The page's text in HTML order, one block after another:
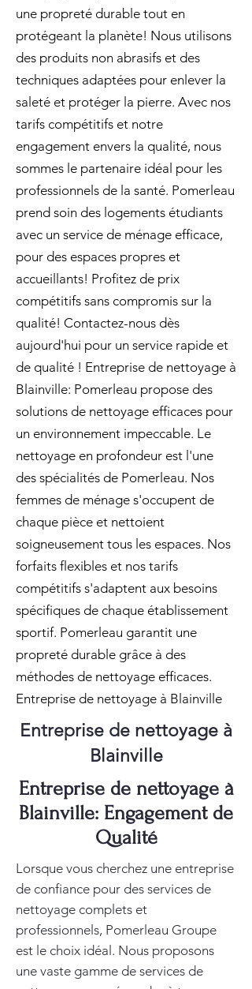
une propreté durable tout en
protégeant la planète! Nous utilisons
des produits non abrasifs et des
techniques adaptées pour enlever la
saleté et protéger la pierre. Avec nos
tarifs compétitifs et notre
engagement envers la qualité, nous
sommes le partenaire idéal pour les
professionnels de la santé. Pomerleau
prend soin des logements étudiants
avec un service de ménage efficace,
pour des espaces propres et
accueillants! Profitez de prix
compétitifs sans compromis sur la
qualité! Contactez-nous dès
aujourd'hui pour un service rapide et
de qualité ! Entreprise de nettoyage à
Blainville: Pomerleau propose des
solutions de nettoyage efficaces pour
un environnement impeccable. Le
nettoyage en profondeur est l'une
des spécialités de Pomerleau. Nos
femmes de ménage s'occupent de
chaque pièce et nettoient
soigneusement tous les espaces. Nos
forfaits flexibles et nos tarifs
compétitifs s'adaptent aux besoins
spécifiques de chaque établissement
sportif. Pomerleau garantit une
propreté durable grâce à des
méthodes de nettoyage efficaces.
Entreprise de nettoyage à Blainville
Entreprise de nettoyage à
Blainville
Entreprise de nettoyage à
Blainville: Engagement de
Qualité
Lorsque vous cherchez une entreprise
de confiance pour des services de
nettoyage complets et
professionnels, Pomerleau Groupe
est le choix idéal. Nous proposons
une vaste gamme de services de